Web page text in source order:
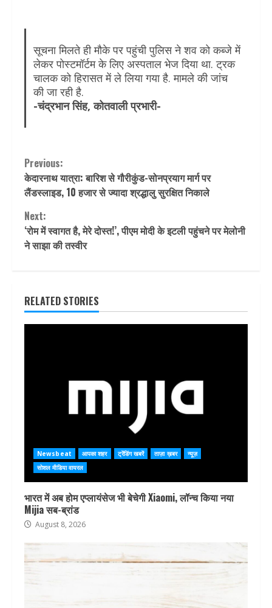
सूचना मिलते ही मौके पर पहुंची पुलिस ने शव को कब्जे में
लेकर पोस्टमॉर्टम के लिए अस्पताल भेज दिया था. ट्रक
चालक को हिरासत में ले लिया गया है. मामले की जांच
की जा रही है.
-चंद्रभान सिंह, कोतवाली प्रभारी-
Continue
Reading
Previous:
केदारनाथ यात्रा: बारिश से गौरीकुंड-सोनप्रयाग मार्ग पर
लैंडस्लाइड, 10 हजार से ज्यादा श्रद्धालु सुरक्षित निकाले
Next:
‘रोम में स्वागत है, मेरे दोस्त!’, पीएम मोदी के इटली पहुंचने पर मेलोनी
ने साझा की तस्वीर
RELATED STORIES
Newsbeat आपका शहर ट्रेंडिंग खबरें ताज़ा ख़बर
न्यूज़
सोशल मीडिया वायरल
भारत में अब होम एप्लायंसेज भी बेचेगी Xiaomi, लॉन्च किया नया
Mijia सब-ब्रांड
August 8, 2026